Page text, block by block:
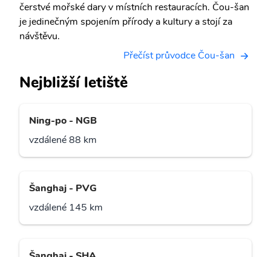
čerstvé mořské dary v místních restauracích. Čou-šan
je jedinečným spojením přírody a kultury a stojí za
návštěvu.
Přečíst průvodce Čou-šan
Nejbližší letiště
Ning-po - NGB
vzdálené 88 km
Šanghaj - PVG
vzdálené 145 km